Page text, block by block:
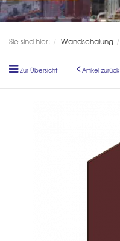
Sie sind hier: Wandschalung
Zur Übersicht Artikel zurück